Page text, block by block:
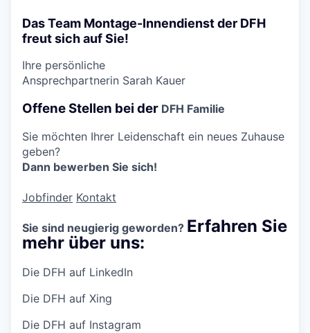
Das Team Montage-Innendienst der DFH
freut sich auf Sie!
Ihre persönliche
Ansprechpartnerin Sarah Kauer
Offene Stellen bei der DFH Familie
Sie möchten Ihrer Leidenschaft ein neues Zuhause
geben?
Dann bewerben Sie sich!
Jobfinder Kontakt
Sie sind neugierig geworden? Erfahren Sie
mehr über uns:
Die DFH auf LinkedIn
Die DFH auf Xing
Die DFH auf Instagram